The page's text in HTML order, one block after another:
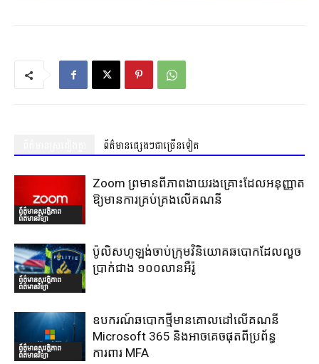
ព័ត៌មានផ្សេងៗជាច្រើនទៀត
ព័ត៌មានសុវត្ថិភាព
ព័ត៌មានវិទ្យា
Zoom ព្រមានពីភាពងាយរងគ្រោះដែលអនុញ្ញាត
ឱ្យមានការគ្រប់គ្រងលើគណនី
ព័ត៌មានសុវត្ថិភាព
ព័ត៌មានវិទ្យា
ប៉ូលិសហូឡង់ចាប់ក្រុមវិនិយោគឆបោកដែលលួច
ប្រាក់ជាង ១០០លានអឺរ៉ូ
ព័ត៌មានសុវត្ថិភាព
ព័ត៌មានវិទ្យា
ឧបករណ៍ឆបោកថ្មីមានគោលដៅលើគណនី
Microsoft 365 និងអាចគេចផុតពីប្រព័ន្ធ
ការពារ MFA